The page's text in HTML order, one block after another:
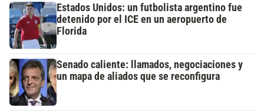
Estados Unidos: un futbolista argentino fue
detenido por el ICE en un aeropuerto de
Florida
Senado caliente: llamados, negociaciones y
un mapa de aliados que se reconfigura